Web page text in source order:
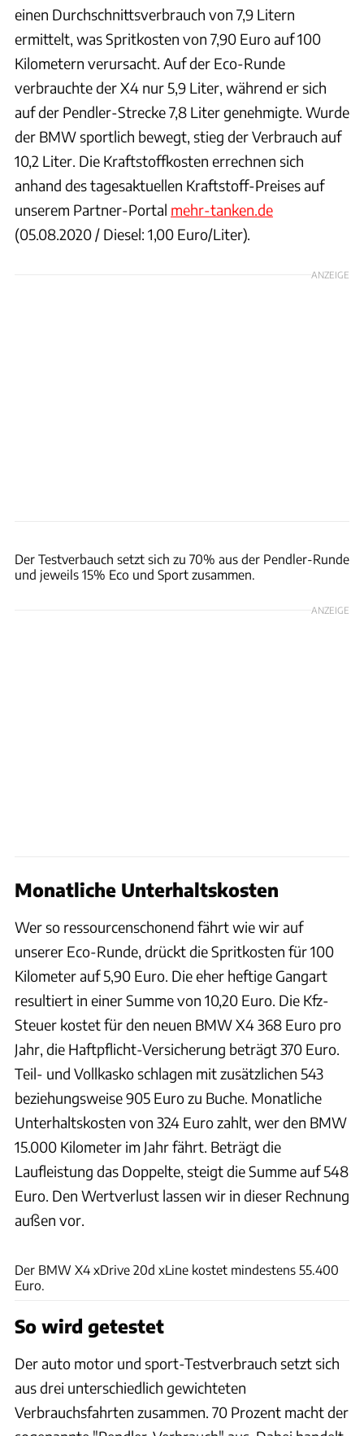
einen Durchschnittsverbrauch von 7,9 Litern
ermittelt, was Spritkosten von 7,90 Euro auf 100
Kilometern verursacht. Auf der Eco-Runde
verbrauchte der X4 nur 5,9 Liter, während er sich
auf der Pendler-Strecke 7,8 Liter genehmigte. Wurde
der BMW sportlich bewegt, stieg der Verbrauch auf
10,2 Liter. Die Kraftstoffkosten errechnen sich
anhand des tagesaktuellen Kraftstoff-Preises auf
unserem Partner-Portal mehr-tanken.de
(05.08.2020 / Diesel: 1,00 Euro/Liter).
ANZEIGE
Der Testverbauch setzt sich zu 70% aus der Pendler-Runde
und jeweils 15% Eco und Sport zusammen.
ANZEIGE
Monatliche Unterhaltskosten
Wer so ressourcenschonend fährt wie wir auf
unserer Eco-Runde, drückt die Spritkosten für 100
Kilometer auf 5,90 Euro. Die eher heftige Gangart
resultiert in einer Summe von 10,20 Euro. Die Kfz-
Steuer kostet für den neuen BMW X4 368 Euro pro
Jahr, die Haftpflicht-Versicherung beträgt 370 Euro.
Teil- und Vollkasko schlagen mit zusätzlichen 543
beziehungsweise 905 Euro zu Buche. Monatliche
Unterhaltskosten von 324 Euro zahlt, wer den BMW
15.000 Kilometer im Jahr fährt. Beträgt die
Laufleistung das Doppelte, steigt die Summe auf 548
Euro. Den Wertverlust lassen wir in dieser Rechnung
außen vor.
Der BMW X4 xDrive 20d xLine kostet mindestens 55.400
Euro.
So wird getestet
Der auto motor und sport-Testverbrauch setzt sich
aus drei unterschiedlich gewichteten
Verbrauchsfahrten zusammen. 70 Prozent macht der